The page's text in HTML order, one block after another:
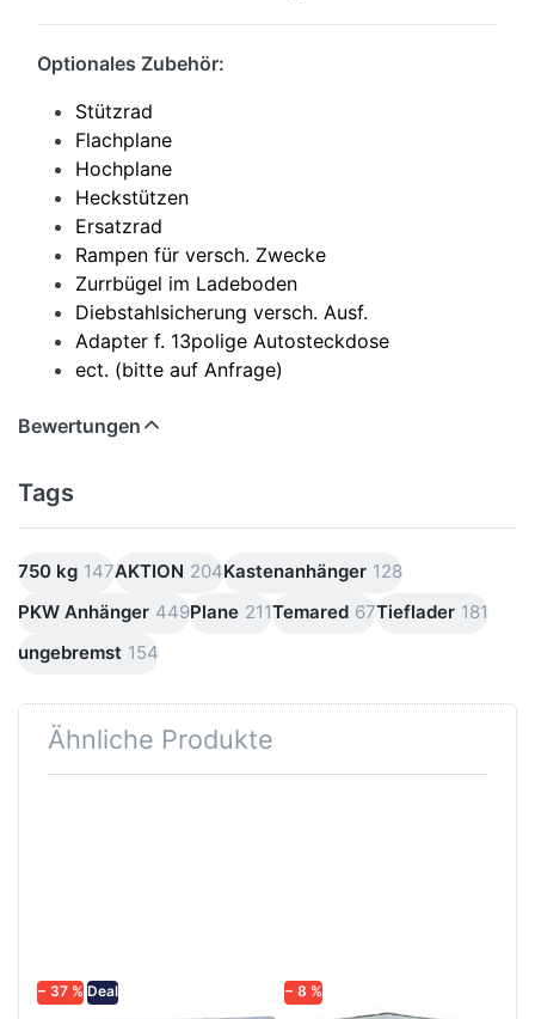
Optionales Zubehör:
Stützrad
Flachplane
Hochplane
Heckstützen
Ersatzrad
Rampen für versch. Zwecke
Zurrbügel im Ladeboden
Diebstahlsicherung versch. Ausf.
Adapter f. 13polige Autosteckdose
ect. (bitte auf Anfrage)
Bewertungen
Tags
750 kg 147AKTION 204Kastenanhänger 128
PKW Anhänger 449Plane 211Temared 67Tieflader 181
ungebremst 154
Ähnliche Produkte
− 37 % Deal − 8 %